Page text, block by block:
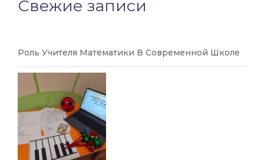
Свежие записи
Роль Учителя Математики В Современной Школе